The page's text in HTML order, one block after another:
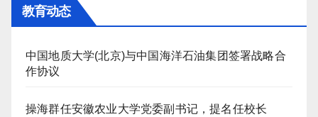
教育动态
中国地质大学(北京)与中国海洋石油集团签署战略合
作协议
操海群任安徽农业大学党委副书记，提名任校长